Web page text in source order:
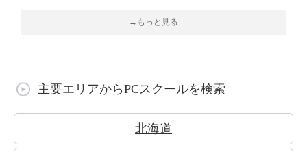
→もっと見る
主要エリアからPCスクールを検索
北海道